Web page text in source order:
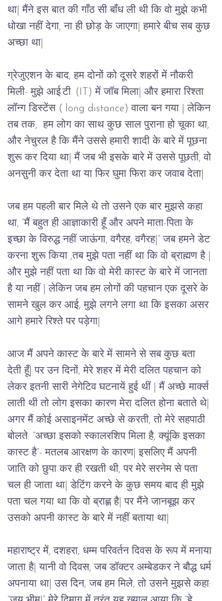
था | मैंने इस बात की गाँठ सी बाँध ली थी कि वो मुझे कभी
धोखा नहीं देगा, ना ही छोड़ के जाएगा | हमारे बीच सब कुछ
अच्छा था
ग्रेजुएशन के बाद, हम दोनों को दूसरे शहरों में नौकरी
मिली- मुझे आई.टी. (IT) में जॉब मिला और हमारा रिश्ता
लॉन्ग डिस्टेंस ( long distance) वाला बन गया | लेकिन
तब तक, हम लोग का साथ कुछ साल पुराना हो चूका था,
और नेचुरल है कि मैंने उससे हमारी शादी के बारे में पूछना
शुरू कर दिया था | मैं जब भी इसके बारे में उससे पूछती, वो
अनसुनी कर देता था या फिर घुमा फिरा कर जवाब देता
जब हम पहली बार मिले थे तो उसने एक बार मुझसे कहा
था, “मैं बहुत ही आज्ञाकारी हूँ और अपने माता-पिता के
इच्छा के विरुद्ध नहीं जाऊंगा, वगैरह, वगैरह|” जब हमने डेट
करना शुरू किया ,तब मुझे पता नहीं था कि वो ब्राह्मण है
और मुझे नहीं पता था कि वो मेरी कास्ट के बारे में जानता
है या नहीं | लेकिन जब हम लोगों की पहचान एक दूसरे के
सामने खुल कर आई, मुझे लगने लगा था कि इसका असर
आगे हमारे रिश्ते पर पड़ेगा
आज मैं अपने कास्ट के बारे में सामने से सब कुछ बता
देती हूँ| पर उन दिनों, मेरे शहर में मेरी दलित पहचान को
लेकर इतनी सारी नेगेटिव घटनायें हुई थीं | मैं अच्छे मार्क्स
लाती थी तो लोग इसका कारण मेरा दलित होना बताते थे
अगर मैं कोई असाइनमेंट अच्छे से करती, तो मेरे सहपाठी
बोलते: “अच्छा इसको स्कालरशिप मिला है, क्यूंकि इसका
कास्ट है”- मतलब आरक्षण के कारण | इसलिए मैं अपनी
जाति को छुपा कर ही रखती थी, पर मेरे सरनेम से पता
चल ही जाता था | डेटिंग करने के कुछ समय बाद ही मुझे
पता चल गया था कि वो ब्राह्ण है| पर मैंने जानबूझ कर
उसको अपनी कास्ट के बारे में नहीं बताया था
महाराष्ट्र में, दशहरा, धम्म परिवर्तन दिवस के रूप में मनाया
जाता है| यानी वो दिवस, जब डॉक्टर अम्बेडकर ने बौद्ध धर्म
अपनाया था | उस दिन, जब हम मिले, तो उसने मुझसे कहा: